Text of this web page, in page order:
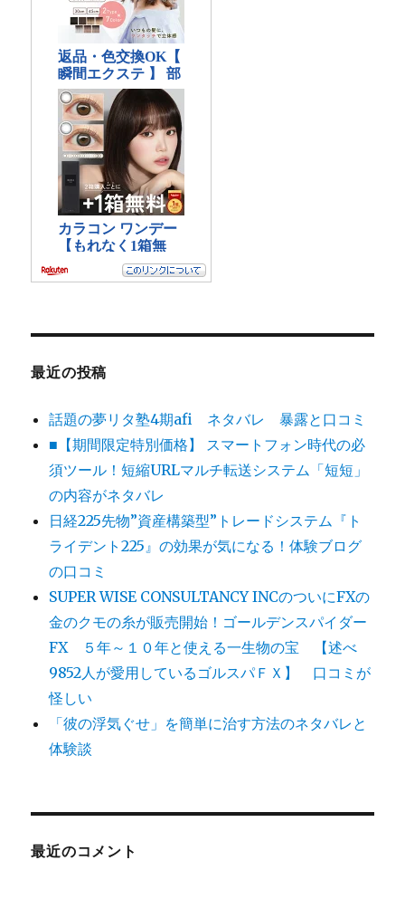
最近の投稿
話題の夢リタ塾4期afi ネタバレ 暴露と口コミ
■【期間限定特別価格】 スマートフォン時代の必
須ツール！短縮URLマルチ転送システム「短短」
の内容がネタバレ
日経225先物”資産構築型”トレードシステム『ト
ライデント225』の効果が気になる！体験ブログ
の口コミ
SUPER WISE CONSULTANCY INCのついにFXの
金のクモの糸が販売開始！ゴールデンスパイダー
FX ５年～１０年と使える一生物の宝 【述べ
9852人が愛用しているゴルスパＦＸ】 口コミが
怪しい
「彼の浮気ぐせ」を簡単に治す方法のネタバレと
体験談
最近のコメント